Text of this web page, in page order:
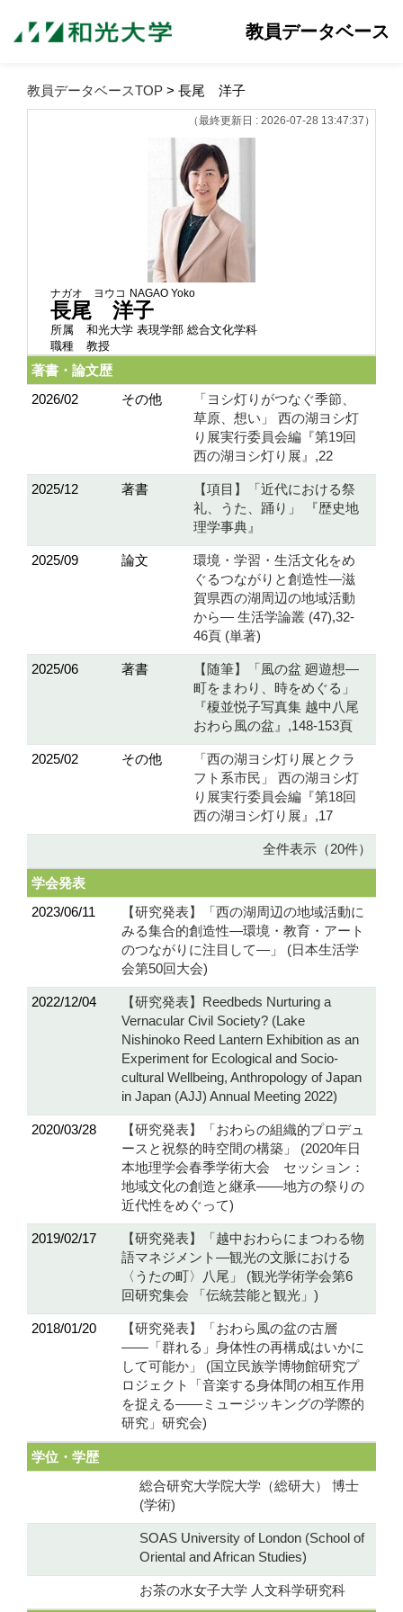
教員データベース
教員データベースTOP > 長尾 洋子
（最終更新日 : 2026-07-28 13:47:37）
ナガオ ヨウコ NAGAO Yoko
長尾 洋子
所属
和光大学 表現学部 総合文化学科
職種
教授
著書・論文歴
2026/02
その他
「ヨシ灯りがつなぐ季節、
草原、想い」 西の湖ヨシ灯
り展実行委員会編『第19回
西の湖ヨシ灯り展』,22
2025/12 著書
【項目】「近代における祭
礼、うた、踊り」 『歴史地
理学事典』
2025/09 論文
環境・学習・生活文化をめ
ぐるつながりと創造性―滋
賀県西の湖周辺の地域活動
から― 生活学論叢 (47),32-
46頁 (単著)
2025/06 著書
【随筆】「風の盆 廻遊想―
町をまわり、時をめぐる」
『榎並悦子写真集 越中八尾
おわら風の盆』,148-153頁
2025/02 その他
「西の湖ヨシ灯り展とクラ
フト系市民」 西の湖ヨシ灯
り展実行委員会編『第18回
西の湖ヨシ灯り展』,17
全件表示（20件）
学会発表
2023/06/11
【研究発表】「西の湖周辺の地域活動に
みる集合的創造性―環境・教育・アート
のつながりに注目して―」 (日本生活学
会第50回大会)
2022/12/04
【研究発表】Reedbeds Nurturing a
Vernacular Civil Society? (Lake
Nishinoko Reed Lantern Exhibition as an
Experiment for Ecological and Socio-
cultural Wellbeing, Anthropology of Japan
in Japan (AJJ) Annual Meeting 2022)
2020/03/28
【研究発表】「おわらの組織的プロデュ
ースと祝祭的時空間の構築」 (2020年日
本地理学会春季学術大会 セッション：
地域文化の創造と継承――地方の祭りの
近代性をめぐって)
2019/02/17
【研究発表】「越中おわらにまつわる物
語マネジメント―観光の文脈における
〈うたの町〉八尾」 (観光学術学会第6
回研究集会 「伝統芸能と観光」)
2018/01/20
【研究発表】「おわら風の盆の古層
――「群れる」身体性の再構成はいかに
して可能か」 (国立民族学博物館研究プ
ロジェクト「音楽する身体間の相互作用
を捉える――ミュージッキングの学際的
研究」研究会)
学位・学歴
総合研究大学院大学（総研大） 博士
(学術)
SOAS University of London (School of
Oriental and African Studies)
お茶の水女子大学 人文科学研究科